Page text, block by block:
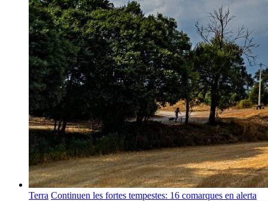
Terra Continuen les fortes tempestes: 16 comarques en alerta